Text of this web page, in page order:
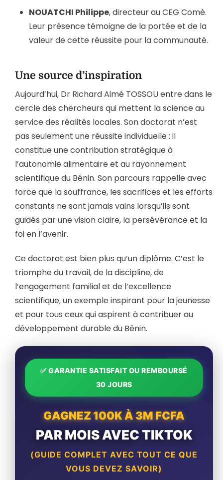
NOUATCHI Philippe, directeur au CEG Comè.
Leur présence témoigne de la portée et de la
valeur de cette réussite pour la communauté.
Une source d’inspiration
Aujourd’hui, Dr Richard Aimé TOSSOU entre dans le
cercle des chercheurs qui mettent la science au
service des réalités locales. Son doctorat n’est
pas seulement une réussite individuelle : il
constitue une contribution stratégique à
l’autonomie alimentaire et au rayonnement
scientifique du Bénin. Son parcours rappelle avec
force que la souffrance, les sacrifices et les efforts
constants ne sont jamais vains lorsqu’ils sont
guidés par une vision claire, la persévérance et la
foi en l’avenir.
Ce doctorat est bien plus qu’un diplôme. C’est le
triomphe du travail, de la discipline, de
l’engagement familial et de l’excellence
scientifique, un exemple inspirant pour la jeunesse
et pour tous ceux qui aspirent à contribuer au
développement durable du Bénin.
✅ GARANTIE SATISFAIT OU REMBOURSÉ
30 JOURS
GAGNEZ 100K À 3M FCFA
PAR MOIS AVEC TIKTOK
(GUIDE COMPLET AVEC TOUT CE QUE
VOUS DEVEZ SAVOIR)